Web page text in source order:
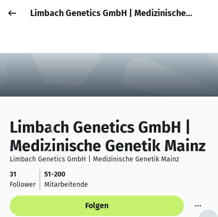
Anmelden
Job posten
Limbach Genetics GmbH | Medizinische Genetik Mainz
Limbach Genetics GmbH |
Medizinische Genetik Mainz
Limbach Genetics GmbH | Medizinische Genetik Mainz
31
Follower
51-200
Mitarbeitende
Folgen